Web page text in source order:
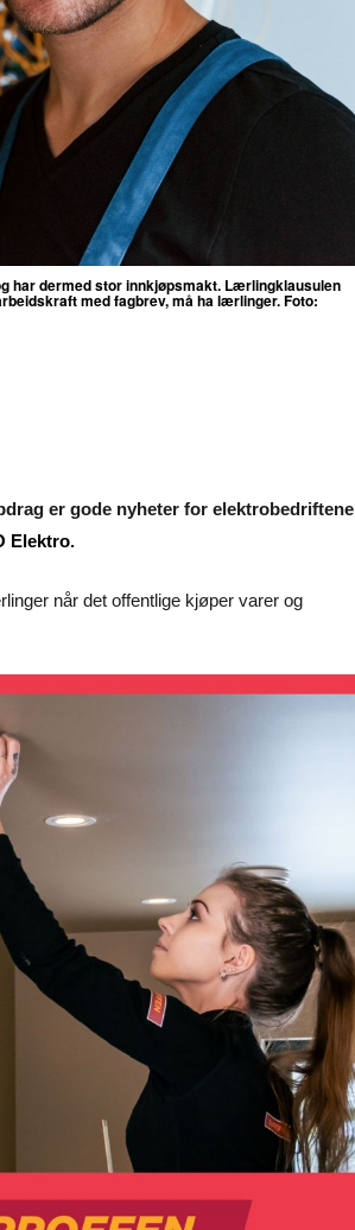
har dermed stor innkjøpsmakt. Lærlingklausulen
med fagbrev, må ha lærlinger. Foto:
er gode nyheter for elektrobedriftene
Elektro.
når det offentlige kjøper varer og